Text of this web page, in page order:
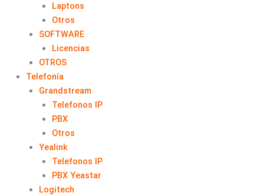
Laptons
Otros
SOFTWARE
Licencias
OTROS
Telefonía
Grandstream
Telefonos IP
PBX
Otros
Yealink
Telefonos IP
PBX Yeastar
Logitech